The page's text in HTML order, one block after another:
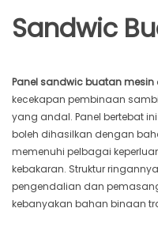
Sandwic
Panel sandwic buatan mesin
kecekapan pembinaan
yang andal. Panel bertebat
boleh dihasilkan dengan
memenuhi pelbagai
kebakaran. Struktur
pengendalian dan
kebanyakan bahan binaan